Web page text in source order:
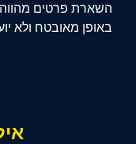
השארת פרטים
באופן מאובטח ולא